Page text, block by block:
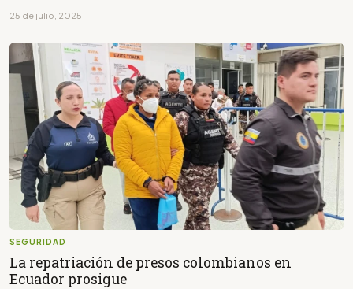
25 de julio, 2025
SEGURIDAD
La repatriación de presos colombianos en
Ecuador prosigue